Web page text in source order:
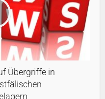
Übergriffe in